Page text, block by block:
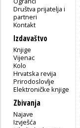
Društva prijatelja i
partneri
Kontakt
Izdavaštvo
Knjige
Vijenac
Kolo
Hrvatska revija
Prirodoslovlje
Elektroničke knjige
Zbivanja
Najave
Izvješća